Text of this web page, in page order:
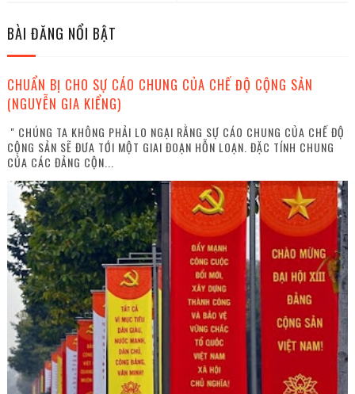
BÀI ĐĂNG NỔI BẬT
CHUẨN BỊ CHO SỰ CÁO CHUNG CỦA CHẾ ĐỘ CỘNG SẢN
(NGUYỄN GIA KIỂNG)
" CHÚNG TA KHÔNG PHẢI LO NGẠI RẰNG SỰ CÁO CHUNG CỦA CHẾ ĐỘ
CỘNG SẢN SẼ ĐƯA TỚI MỘT GIAI ĐOẠN HỖN LOẠN. ĐẶC TÍNH CHUNG
CỦA CÁC ĐẢNG CỘN...